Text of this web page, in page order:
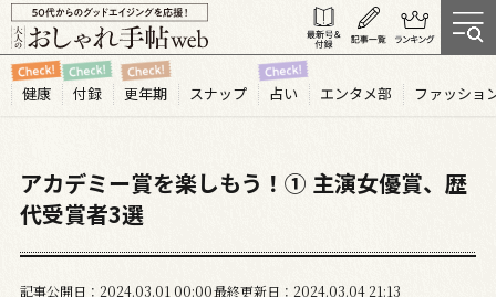
健康 付録 更年期 スナップ 占い エンタメ部 ファッショ
アカデミー賞を楽しもう！① 主演女優賞、歴
代受賞者3選
記事公開日 2024.03 01 00:00最終更新日 2024.03.04 21:13